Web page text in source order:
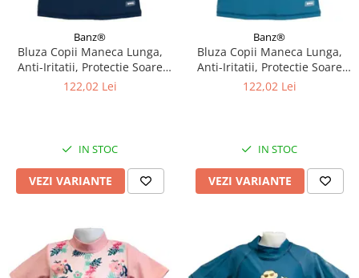
Banz®
Bluza Copii Maneca Lunga,
Anti-Iritatii, Protectie Soare
UPF50+, Navy Jungle, Diverse
122,02 Lei
IN STOC
VEZI VARIANTE
Banz®
Bluza Copii Maneca Lunga,
Anti-Iritatii, Protectie Soare
UPF50+, Petrol Jungle, Diverse
122,02 Lei
IN STOC
VEZI VARIANTE